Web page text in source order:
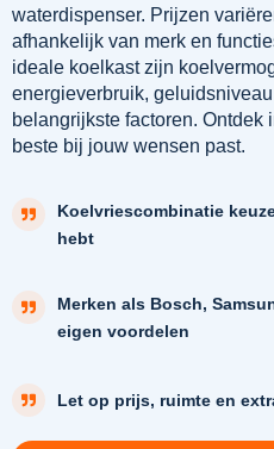
waterdispenser. Prijzen
afhankelijk van merk en
ideale koelkast zijn
energieverbruik,
belangrijkste factoren. Ontdek
beste bij jouw wensen past.
Koelvriescombinatie
hebt
Merken als Bosch,
eigen voordelen
Let op prijs, ruimte en